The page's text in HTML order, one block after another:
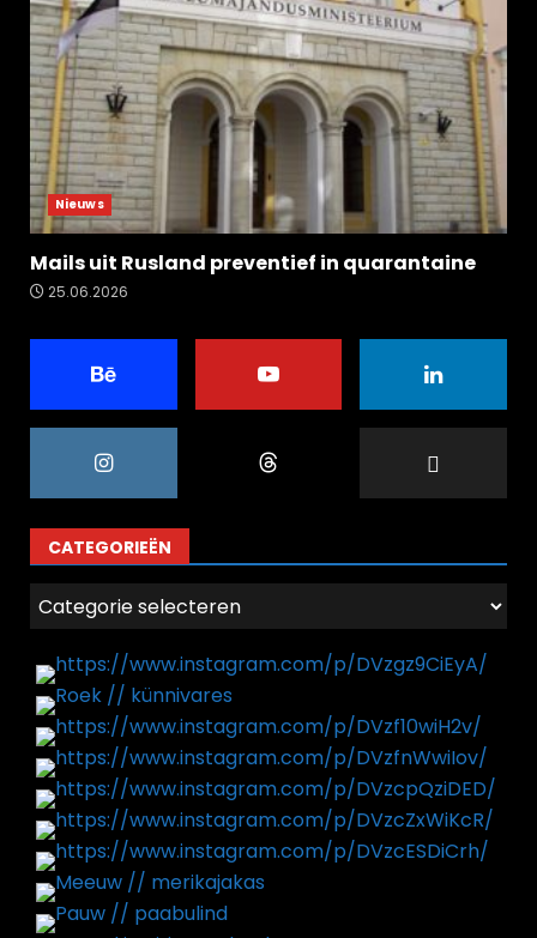
Nieuws
Mails uit Rusland preventief in quarantaine
25.06.2026
CATEGORIEËN
Categorieën